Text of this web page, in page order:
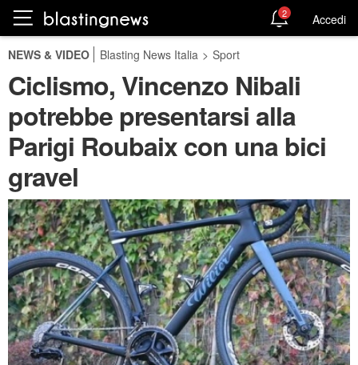
2 Accedi
NEWS & VIDEO Blasting News Italia > Sport
Ciclismo, Vincenzo Nibali
potrebbe presentarsi alla
Parigi Roubaix con una bici
gravel